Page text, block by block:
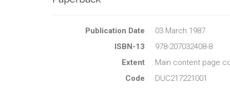
Publication Date
03 March 1987
ISBN-13
978-207032408-8
Extent
Main content page
Code
DUC217221001